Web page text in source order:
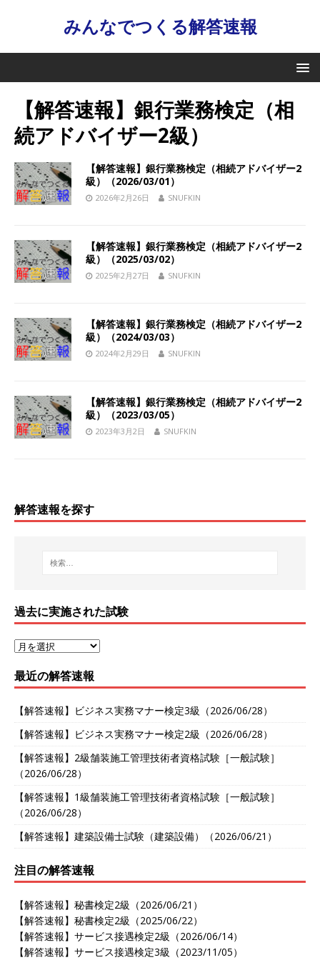
みんなでつくる解答速報
【解答速報】銀行業務検定（相
続アドバイザー2級）
【解答速報】銀行業務検定（相続アドバイザー2
級）（2026/03/01）
2026年2月26日 SNUFKIN
【解答速報】銀行業務検定（相続アドバイザー2
級）（2025/03/02）
2025年2月27日 SNUFKIN
【解答速報】銀行業務検定（相続アドバイザー2
級）（2024/03/03）
2024年2月29日 SNUFKIN
【解答速報】銀行業務検定（相続アドバイザー2
級）（2023/03/05）
2023年3月2日 SNUFKIN
解答速報を探す
過去に実施された試験
最近の解答速報
【解答速報】ビジネス実務マナー検定3級（2026/06/28）
【解答速報】ビジネス実務マナー検定2級（2026/06/28）
【解答速報】2級舗装施工管理技術者資格試験［一般試験］
（2026/06/28）
【解答速報】1級舗装施工管理技術者資格試験［一般試験］
（2026/06/28）
【解答速報】建築設備士試験（建築設備）（2026/06/21）
注目の解答速報
【解答速報】秘書検定2級（2026/06/21）
【解答速報】秘書検定2級（2025/06/22）
【解答速報】サービス接遇検定2級（2026/06/14）
【解答速報】サービス接遇検定3級（2023/11/05）